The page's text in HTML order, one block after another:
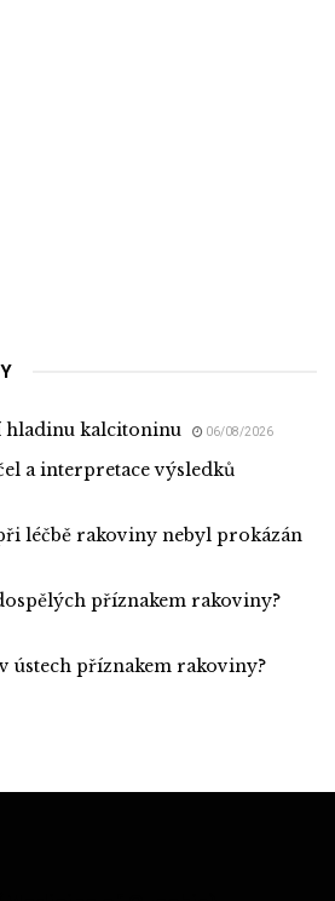
hladinu kalcitoninu 06/08/2026
a interpretace výsledků
léčbě rakoviny nebyl prokázán
příznakem rakoviny?
ústech příznakem rakoviny?